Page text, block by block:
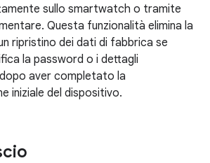
sullo smartwatch o tramite
Questa funzionalità elimina la
ripristino dei dati di fabbrica se
la password o i dettagli
aver completato la
iniziale del dispositivo.